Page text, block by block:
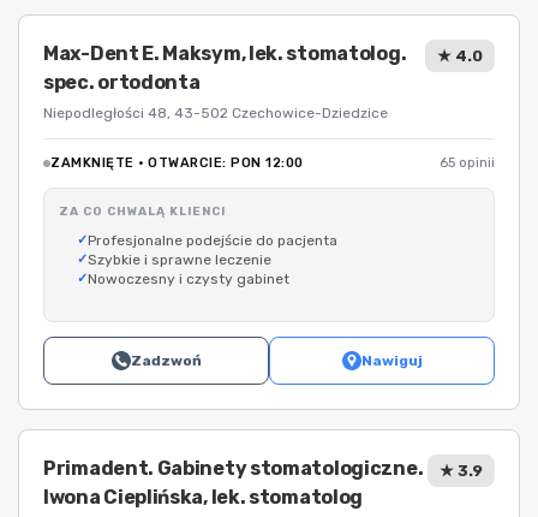
Max-Dent E. Maksym, lek. stomatolog.
spec. ortodonta
Niepodległości 48, 43-502 Czechowice-Dziedzice
★ 4.0
ZAMKNIĘTE · OTWARCIE: PON 12:00 65 opinii
ZA CO CHWALĄ KLIENCI
Profesjonalne podejście do pacjenta
Szybkie i sprawne leczenie
Nowoczesny i czysty gabinet
Zadzwoń Nawiguj
Primadent. Gabinety stomatologiczne.
Iwona Cieplińska, lek. stomatolog
★ 3.9